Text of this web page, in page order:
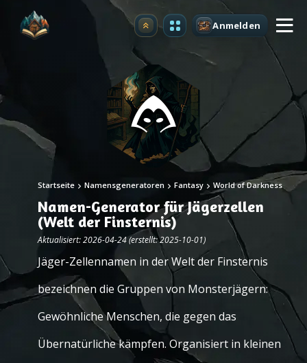
Upgrade Anmelden
Startseite Namensgeneratoren Fantasy World of Darkness
Namen-Generator für Jägerzellen
(Welt der Finsternis)
Aktualisiert: 2026-04-24 (erstellt: 2025-10-01)
Jäger-Zellennamen in der Welt der Finsternis
bezeichnen die Gruppen von Monsterjägern:
Gewöhnliche Menschen, die gegen das
Übernatürliche kämpfen. Organisiert in kleinen